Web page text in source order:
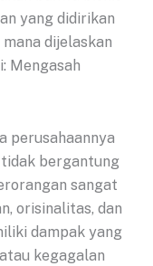
yang didirikan
dijelaskan
Mengasah
perusahaannya
tidak bergantung
sangat
orisinalitas, dan
dampak yang
kegagalan